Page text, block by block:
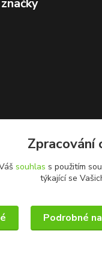
Zpracování
souhlas s použitím
týkající se
Podrobné